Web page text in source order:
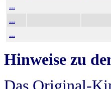
...
...
...
Hinweise zu